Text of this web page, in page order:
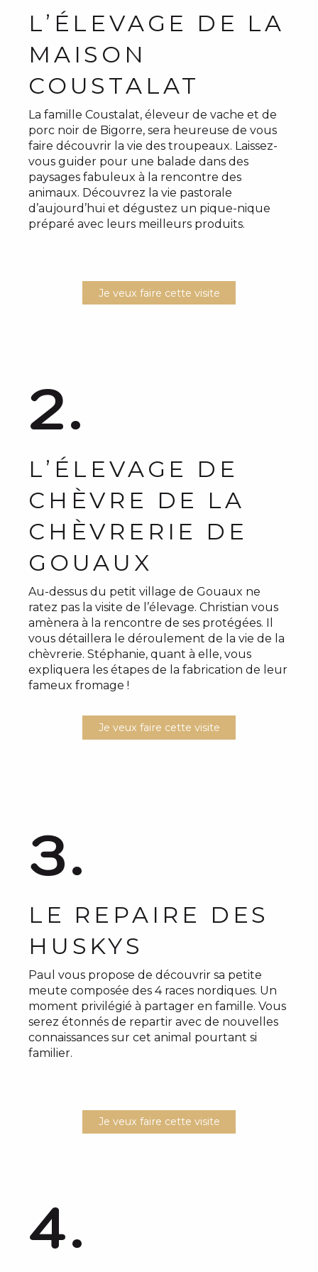
L’ÉLEVAGE DE LA
MAISON
COUSTALAT
La famille Coustalat, éleveur de vache et de
porc noir de Bigorre, sera heureuse de vous
faire découvrir la vie des troupeaux. Laissez-
vous guider pour une balade dans des
paysages fabuleux à la rencontre des
animaux. Découvrez la vie pastorale
d’aujourd’hui et dégustez un pique-nique
préparé avec leurs meilleurs produits.
Je veux faire cette visite
2.
L’ÉLEVAGE DE
CHÈVRE DE LA
CHÈVRERIE DE
GOUAUX
Au-dessus du petit village de Gouaux ne
ratez pas la visite de l’élevage. Christian vous
amènera à la rencontre de ses protégées. Il
vous détaillera le déroulement de la vie de la
chèvrerie. Stéphanie, quant à elle, vous
expliquera les étapes de la fabrication de leur
fameux fromage !
Je veux faire cette visite
3.
LE REPAIRE DES
HUSKYS
Paul vous propose de découvrir sa petite
meute composée des 4 races nordiques. Un
moment privilégié à partager en famille. Vous
serez étonnés de repartir avec de nouvelles
connaissances sur cet animal pourtant si
familier.
Je veux faire cette visite
4.